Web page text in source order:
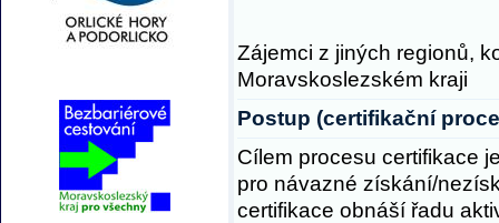
Zájemci z jiných regionů,
Moravskoslezském kraji
Postup (certifikační
Cílem procesu certifikace
pro návazné získání/
certifikace obnáší řadu